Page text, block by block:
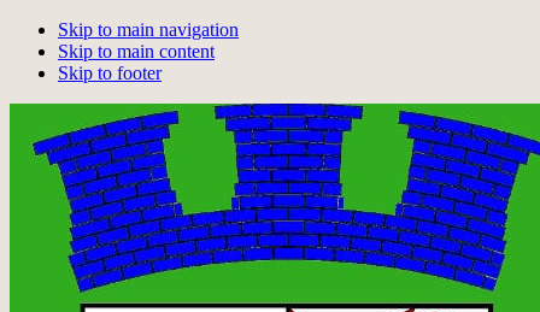
Skip to main navigation
Skip to main content
Skip to footer